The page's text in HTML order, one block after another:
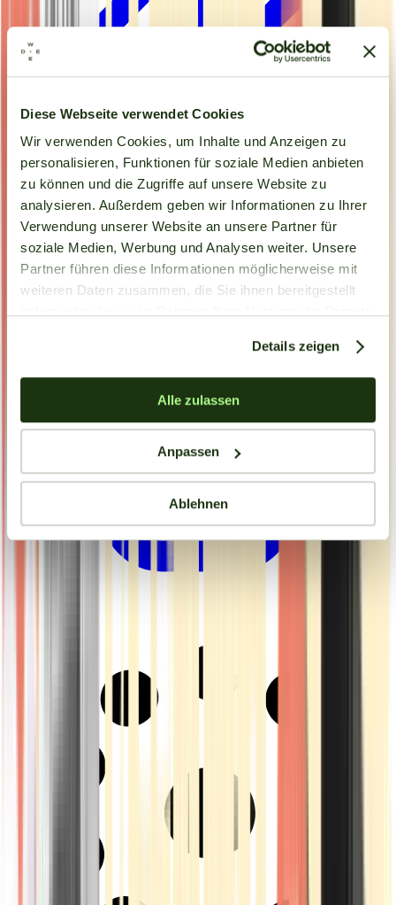
Diese Webseite verwendet Cookies
Wir verwenden Cookies, um Inhalte und Anzeigen zu
personalisieren, Funktionen für soziale Medien anbieten
zu können und die Zugriffe auf unsere Website zu
analysieren. Außerdem geben wir Informationen zu Ihrer
Verwendung unserer Website an unsere Partner für
soziale Medien, Werbung und Analysen weiter. Unsere
Partner führen diese Informationen möglicherweise mit
weiteren Daten zusammen, die Sie ihnen bereitgestellt
Details zeigen
Alle zulassen
Anpassen
Ablehnen
Kapseln